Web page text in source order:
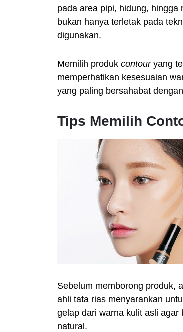
pada area pipi, hidung,
bukan hanya terletak pada
digunakan.
Memilih produk contouryang
memperhatikan kesesuaian
yang paling bersahabat
Tips Memilih
Sebelum memborong produk,
ahli tata rias menyarankan
gelap dari warna kulit asli
natural.